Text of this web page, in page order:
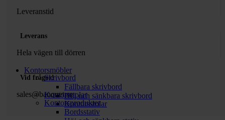
Leveranstid
Leverans
Hela vägen till dörren
Vid frågor!
sales@banquet.se
Kontorsmöbler
Skrivbord
Fällbara skrivbord
Höj och sänkbara skrivbord
Kontorsstolar
Kontorsstolar
Kontorsprodukter
Bordsstativ